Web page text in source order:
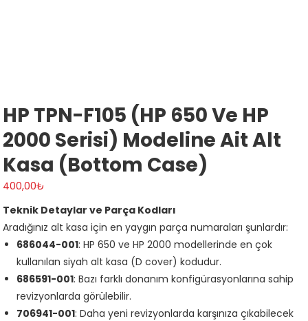
HP TPN-F105 (HP 650 Ve HP
2000 Serisi) Modeline Ait Alt
Kasa (bottom Case)
400,00₺
Teknik Detaylar ve Parça Kodları
Aradığınız alt kasa için en yaygın parça numaraları şunlardır:
686044-001: HP 650 ve HP 2000 modellerinde en çok
kullanılan siyah alt kasa (D cover) kodudur.
686591-001: Bazı farklı donanım konfigürasyonlarına sahip
revizyonlarda görülebilir.
706941-001: Daha yeni revizyonlarda karşınıza çıkabilecek